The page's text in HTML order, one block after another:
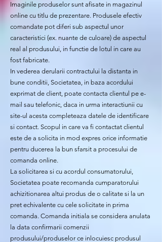
Imaginile produselor sunt afisate in magazinul
online cu titlu de prezentare. Produsele efectiv
comandate pot diferi sub aspectul unor
caracteristici (ex. nuante de culoare) de aspectul
real al produsului, in functie de lotul in care au
fost fabricate.
In vederea derularii contractului la distanta in
bune conditii, Societatea, in baza acordului
exprimat de client, poate contacta clientul pe e-
mail sau telefonic, daca in urma interactiunii cu
site-ul acesta completeaza datele de identificare
si contact. Scopul in care va fi contactat clientul
este de a solicita in mod expres orice informatie
pentru ducerea la bun sfarsit a procesului de
comanda online.
La solicitarea si cu acordul consumatorului,
Societatea poate recomanda cumparatorului
achizitionarea altui produs de o calitate si la un
pret echivalente cu cele solicitate in prima
comanda. Comanda initiala se considera anulata
la data confirmarii comenzii
produsului/produselor ce inlocuiesc produsul